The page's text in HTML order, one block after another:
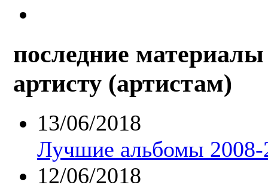
последние
артисту (артистам)
13/06/2018
Лучшие альбомы 2008-
12/06/2018